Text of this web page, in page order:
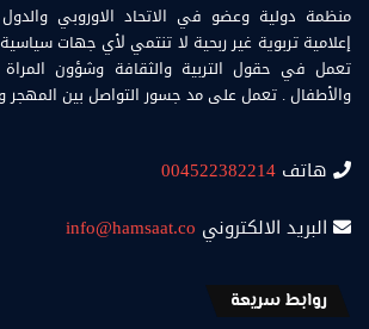
منظمة دولية وعضو في الاتحاد الاوروبي والدول
إعلامية تربوية غير ربحية لا تنتمي لأي جهات
تعمل في حقول التربية والثقافة وشؤون المراة
والأطفال . تعمل على مد جسور التواصل بين المهجر
هاتف 004522382214
البريد الالكتروني info@hamsaat.co
روابط سريعة